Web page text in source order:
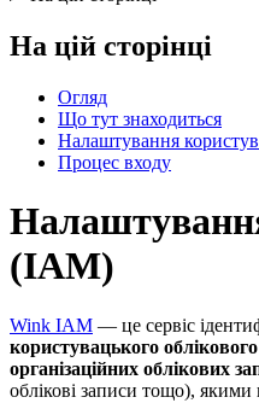
На цій сторінці
Огляд
Що тут знаходиться
Налаштування
Процес входу
(IAM)
Wink IAM — це сервіс
користувацького
організаційних облікових
облікові записи тощо), якими